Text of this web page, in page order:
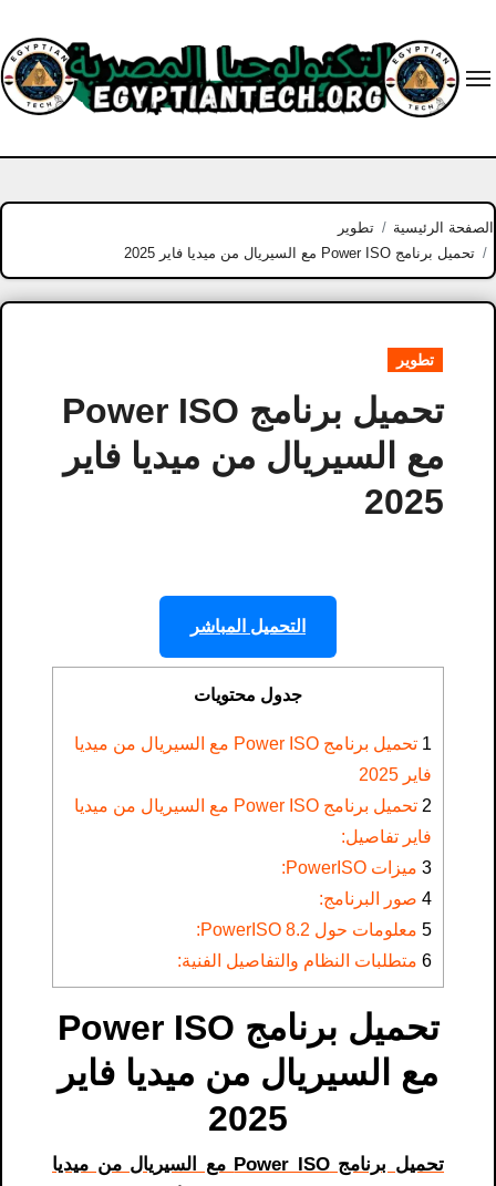
content
الصفحة الرئيسية
تطوير
تحميل برنامج Power ISO مع السيريال من ميديا فاير 2025
تطوير
تحميل برنامج Power ISO
مع السيريال من ميديا فاير
2025
التحميل المباشر
جدول محتويات
1
تحميل برنامج Power ISO مع السيريال من ميديا
فاير 2025
2
تحميل برنامج Power ISO مع السيريال من ميديا
فاير تفاصيل:
3 ميزات PowerISO:
4 صور البرنامج:
5 معلومات حول PowerISO 8.2:
6 متطلبات النظام والتفاصيل الفنية:
تحميل برنامج Power ISO
مع السيريال من ميديا فاير
2025
تحميل برنامج Power ISO مع السيريال من ميديا